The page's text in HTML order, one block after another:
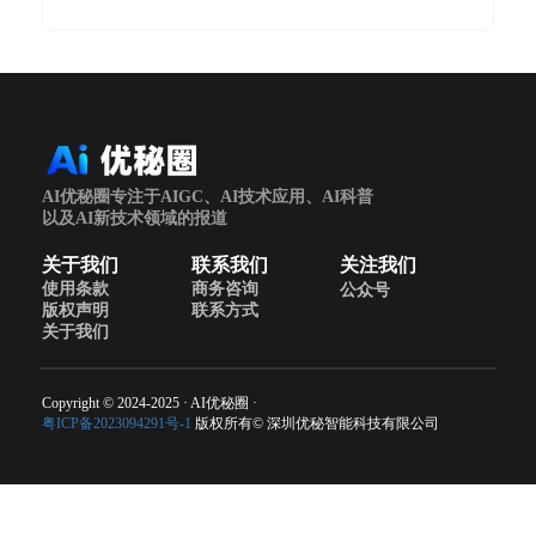
AI优秘圈专注于AIGC、AI技术应用、AI科普
以及AI新技术领域的报道
关于我们
使用条款
版权声明
关于我们
联系我们
商务咨询
联系方式
关注我们
公众号
Copyright © 2024-2025 · AI优秘圈 ·
粤ICP备2023094291号-1 版权所有© 深圳优秘智能科技有限公司